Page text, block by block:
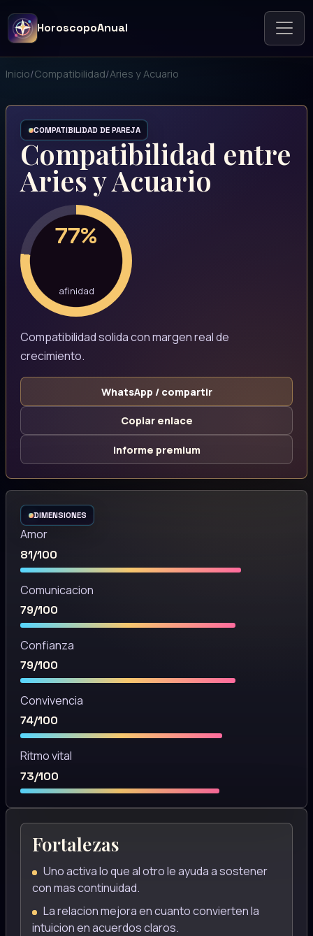
HoroscopoAnual
Inicio/Compatibilidad/Aries y Acuario
COMPATIBILIDAD DE PAREJA
Compatibilidad entre
Aries y Acuario
77%
afinidad
Compatibilidad solida con margen real de
crecimiento.
WhatsApp / compartir
Copiar enlace
Informe premium
DIMENSIONES
Amor
81/100
Comunicacion
79/100
Confianza
79/100
Convivencia
74/100
Ritmo vital
73/100
Fortalezas
Uno activa lo que al otro le ayuda a sostener
con mas continuidad.
La relacion mejora en cuanto convierten la
intuicion en acuerdos claros.